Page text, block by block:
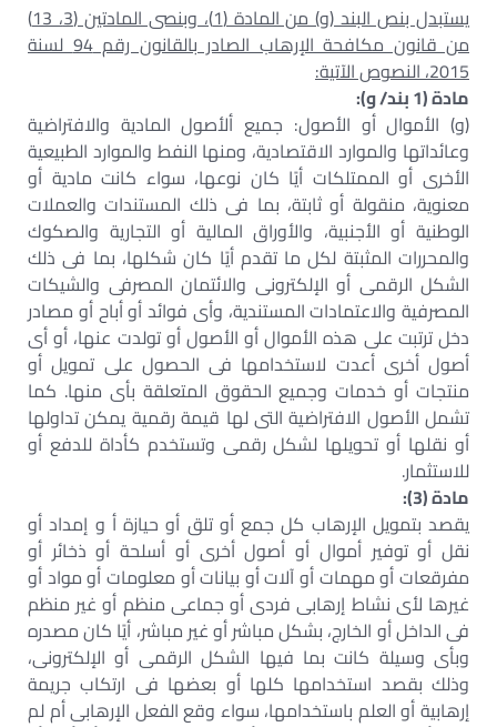
يستبدل بنص البند (و) من المادة (1)، وبنصى المادتين (3، 13)
من قانون مكافحة الإرهاب الصادر بالقانون رقم 94 لسنة
2015، النصوص الآتية:
مادة (1 بند/ و):
(و) الأموال أو الأصول: جميع ألأصول المادية والافتراضية
وعائداتها والموارد الاقتصادية، ومنها النفط والموارد الطبيعية
الأخرى أو الممتلكات أيًا كان نوعها، سواء كانت مادية أو
معنوية، منقولة أو ثابتة، بما فى ذلك المستندات والعملات
الوطنية أو الأجنبية، والأوراق المالية أو التجارية والصكوك
والمحررات المثبتة لكل ما تقدم أيًا كان شكلها، بما فى ذلك
الشكل الرقمى أو الإلكترونى والائتمان المصرفى والشيكات
المصرفية والاعتمادات المستندية، وأى فوائد أو أباح أو مصادر
دخل ترتبت على هذه الأموال أو الأصول أو تولدت عنها، أو أى
أصول أخرى أعدت لاستخدامها فى الحصول على تمويل أو
منتجات أو خدمات وجميع الحقوق المتعلقة بأى منها. كما
تشمل الأصول الافتراضية التى لها قيمة رقمية يمكن تداولها
أو نقلها أو تحويلها لشكل رقمى وتستخدم كأداة للدفع أو
للاستثمار.
مادة (3):
يقصد بتمويل الإرهاب كل جمع أو تلق أو حيازة أ و إمداد أو
نقل أو توفير أموال أو أصول أخرى أو أسلحة أو ذخائر أو
مفرقعات أو مهمات أو آلات أو بيانات أو معلومات أو مواد أو
غيرها لأى نشاط إرهابى فردى أو جماعى منظم أو غير منظم
فى الداخل أو الخارج، بشكل مباشر أو غير مباشر، أيًا كان مصدره
وبأى وسيلة كانت بما فيها الشكل الرقمى أو الإلكترونى،
وذلك بقصد استخدامها كلها أو بعضها فى ارتكاب جريمة
إرهابية أو العلم باستخدامها، سواء وقع الفعل الإرهابى أم لم